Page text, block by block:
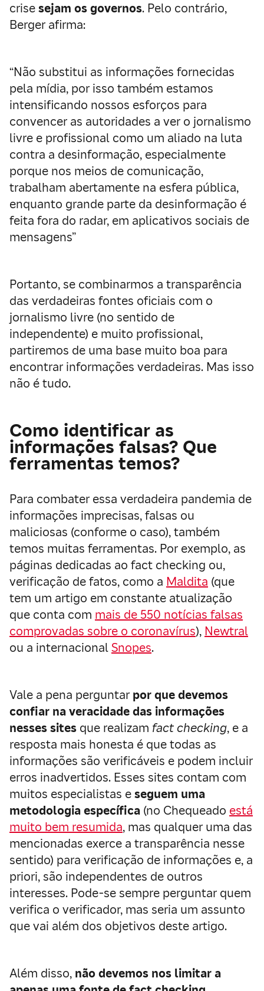
crisesejam os governos. Pelo contrário,
Berger afirma:
“Não substitui as informações fornecidas
pela mídia, por isso também estamos
intensificando nossos esforços para
convencer as autoridades a ver o jornalismo
livre e profissional como um aliado na luta
contra a desinformação, especialmente
porque nos meios de comunicação,
trabalham abertamente na esfera pública,
enquanto grande parte da desinformação é
feita fora do radar, em aplicativos sociais de
mensagens”
Portanto, se combinarmos a transparência
das verdadeiras fontes oficiais com o
jornalismo livre (no sentido de
independente) e muito profissional,
partiremos de uma base muito boa para
encontrar informações verdadeiras. Mas isso
não é tudo.
Como identificar as
informações falsas? Que
ferramentas temos?
Para combater essa verdadeira pandemia de
informações imprecisas, falsas ou
maliciosas (conforme o caso), também
temos muitas ferramentas. Por exemplo, as
páginas dedicadas ao fact checking ou,
verificação de fatos, como a Maldita (que
tem um artigo em constante atualização
que conta com mais de 550 notícias falsas
comprovadas sobre o coronavírus), Newtral
ou a internacionalSnopes.
Vale a pena perguntar por que devemos
confiar na veracidade das informações
nesses sites que realizam fact checking, e a
resposta mais honesta é que todas as
informações são verificáveis e podem incluir
erros inadvertidos. Esses sites contam com
muitos especialistas eseguem uma
metodologia específica (no Chequeado está
muito bem resumida, mas qualquer uma das
mencionadas exerce a transparência nesse
sentido) para verificação de informações e, a
priori, são independentes de outros
interesses. Pode-se sempre perguntar quem
verifica o verificador, mas seria um assunto
que vai além dos objetivos deste artigo.
Além disso, não devemos nos limitar a